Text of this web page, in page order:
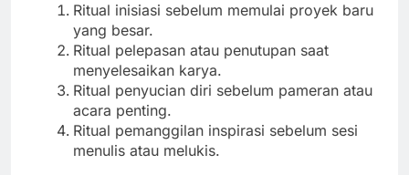
Ritual inisiasi sebelum memulai proyek baru
yang besar.
Ritual pelepasan atau penutupan saat
menyelesaikan karya.
Ritual penyucian diri sebelum pameran atau
acara penting.
Ritual pemanggilan inspirasi sebelum sesi
menulis atau melukis.